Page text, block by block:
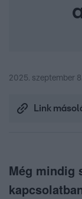
2025. szeptember
Link
Még mindig